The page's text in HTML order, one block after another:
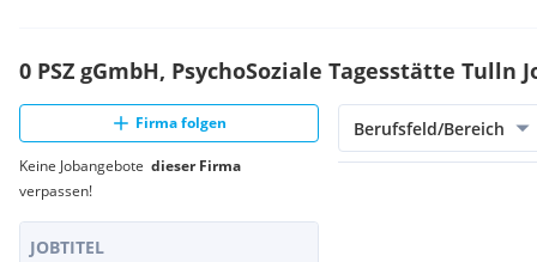
0 PSZ gGmbH, PsychoSoziale Tagesstätte Tulln
Firma folgen
Keine Jobangebote dieser Firma
verpassen!
JOBTITEL
Berufsfeld/Bereich